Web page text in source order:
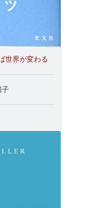
世界が変わる
子